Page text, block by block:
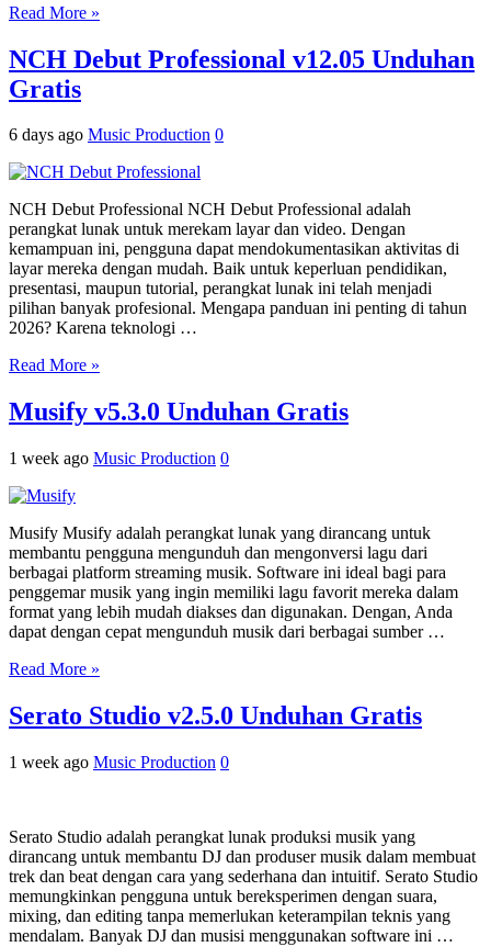
Read More »
NCH Debut Professional v12.05 Unduhan
Gratis
6 days ago Music Production 0
NCH Debut Professional NCH Debut Professional adalah
perangkat lunak untuk merekam layar dan video. Dengan
kemampuan ini, pengguna dapat mendokumentasikan aktivitas di
layar mereka dengan mudah. Baik untuk keperluan pendidikan,
presentasi, maupun tutorial, perangkat lunak ini telah menjadi
pilihan banyak profesional. Mengapa panduan ini penting di tahun
2026? Karena teknologi …
Read More »
Musify v5.3.0 Unduhan Gratis
1 week ago Music Production 0
Musify Musify adalah perangkat lunak yang dirancang untuk
membantu pengguna mengunduh dan mengonversi lagu dari
berbagai platform streaming musik. Software ini ideal bagi para
penggemar musik yang ingin memiliki lagu favorit mereka dalam
format yang lebih mudah diakses dan digunakan. Dengan, Anda
dapat dengan cepat mengunduh musik dari berbagai sumber …
Read More »
Serato Studio v2.5.0 Unduhan Gratis
1 week ago Music Production 0
Serato Studio adalah perangkat lunak produksi musik yang
dirancang untuk membantu DJ dan produser musik dalam membuat
trek dan beat dengan cara yang sederhana dan intuitif. Serato Studio
memungkinkan pengguna untuk bereksperimen dengan suara,
mixing, dan editing tanpa memerlukan keterampilan teknis yang
mendalam. Banyak DJ dan musisi menggunakan software ini …